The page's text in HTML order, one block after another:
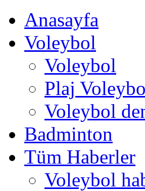
Anasayfa
Voleybol
Voleybol
Plaj
Voleybol
Badminton
Tüm Haberler
Voleybol